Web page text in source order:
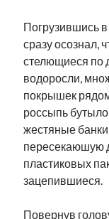
Погрузившись
сразу осознал,
стелющиеся по
водоросли,
покрышек
россыпь
жестяные
пересекаюшую
пластиковых
зацепившиеся.
Повернув